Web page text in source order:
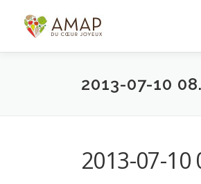
contenu
2013-07-10
2013-07-10